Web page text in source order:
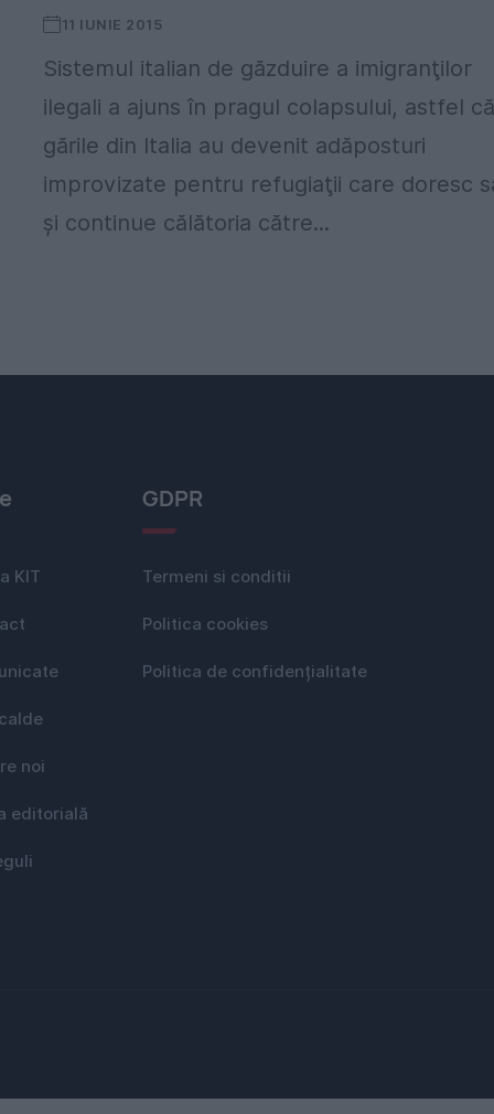
11 IUNIE 2015
Sistemul italian de găzduire a imigranţilor
ilegali a ajuns în pragul colapsului, astfel
gările din Italia au devenit adăposturi
improvizate pentru refugiaţii care doresc
şi continue călătoria către...
KIT
noi
editorială
GDPR
Termeni si conditii
Politica cookies
Politica de confidențialitate